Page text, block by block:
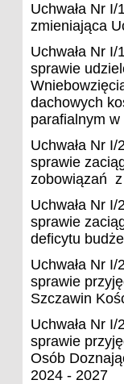
Uchwała Nr
zmieniająca
Uchwała Nr
sprawie
dachowych
parafialnym w
Uchwała Nr
sprawie
zobowiązań z
Uchwała Nr
sprawie
deficytu
Uchwała Nr
sprawie
Szczawin
Uchwała Nr
sprawie
Osób
2024 - 2027